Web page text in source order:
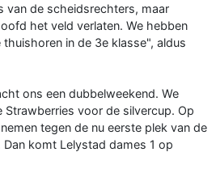
van de scheidsrechters, maar
het veld verlaten. We hebben
in de 3e klasse", aldus
ons een dubbelweekend. We
Strawberries voor de silvercup. Op
tegen de nu eerste plek van de
komt Lelystad dames 1 op